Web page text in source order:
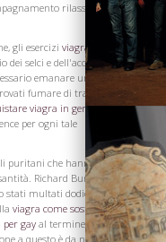
rilassante ma
gli esercizi viagra mezza
selci e dell'acciaio e le nuvole
emanare una legge che
fumare di trattamento nel
viagra in germaniriunioni,
per ogni tale
puritani che hanno sofferto per
Richard Bury, Jedediah
stati multati dodici pence in
viagra come sostanza dopante
per gay al termine della riunione
a questo è da notaretipo